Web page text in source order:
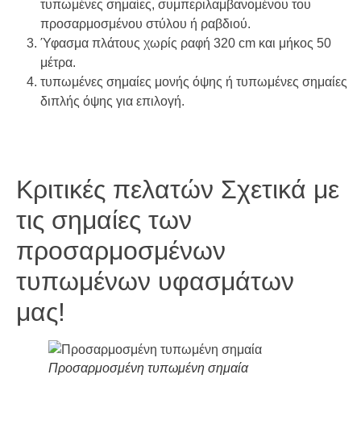
τυπωμένες σημαίες, συμπεριλαμβανομένου του
προσαρμοσμένου στύλου ή ραβδιού.
Ύφασμα πλάτους χωρίς ραφή 320 cm και μήκος 50
μέτρα.
τυπωμένες σημαίες μονής όψης ή τυπωμένες σημαίες
διπλής όψης για επιλογή.
Κριτικές πελατών Σχετικά με
τις σημαίες των
προσαρμοσμένων
τυπωμένων υφασμάτων
μας!
Προσαρμοσμένη τυπωμένη σημαία